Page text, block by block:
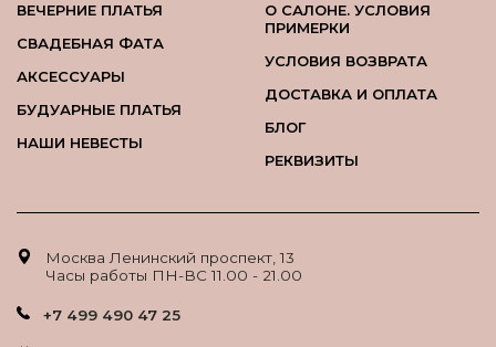
ВЕЧЕРНИЕ ПЛАТЬЯ
СВАДЕБНАЯ ФАТА
АКСЕССУАРЫ
БУДУАРНЫЕ ПЛАТЬЯ
НАШИ НЕВЕСТЫ
О САЛОНЕ. УСЛОВИЯ
ПРИМЕРКИ
УСЛОВИЯ ВОЗВРАТА
ДОСТАВКА И ОПЛАТА
БЛОГ
РЕКВИЗИТЫ
Москва Ленинский проспект, 13
Часы работы ПН-ВС 11.00 - 21.00
+7 499 490 47 25